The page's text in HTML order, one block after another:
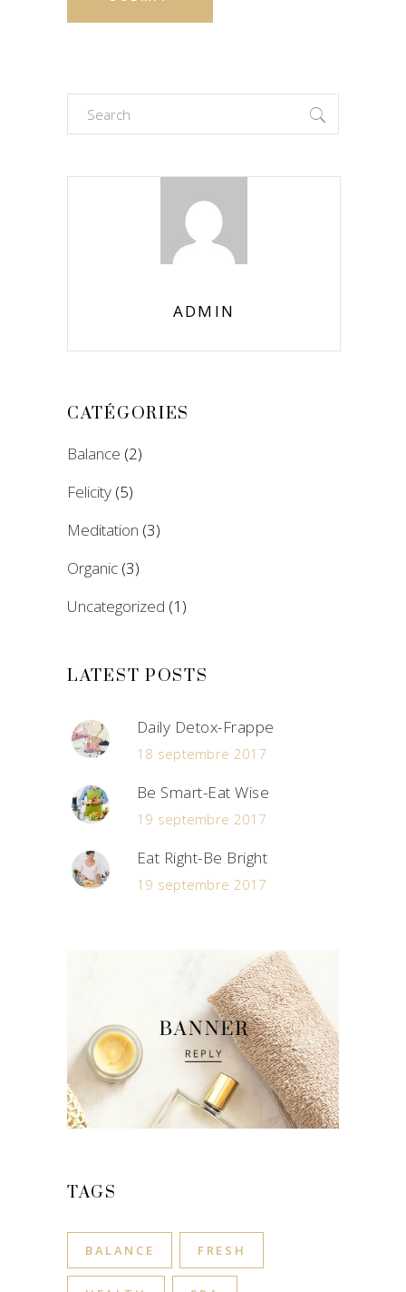
Search
for:
ADMIN
CATÉGORIES
Balance (2)
Felicity (5)
Meditation (3)
Organic (3)
Uncategorized (1)
LATEST POSTS
Daily Detox-Frappe
18 septembre 2017
Be Smart-Eat Wise
19 septembre 2017
Eat Right-Be Bright
19 septembre 2017
TAGS
BALANCE FRESH